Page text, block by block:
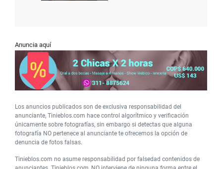
Anuncia aquí
Los anuncios publicados son de exclusiva responsabilidad del
anunciante, Tinieblos.com hace control algorítmico y verificación
únicamente sobre fotografías, sin embargo si detectas que alguna
fotografía NO pertenece al anunciante te ofrecemos la opción de
denuncia de fotos falsas.
Tinieblos.com no asume responsabilidad por falsedad contenidos de